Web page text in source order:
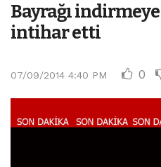
Bayrağı indirmeye
intihar etti
07/09/2014 4:40 PM 0